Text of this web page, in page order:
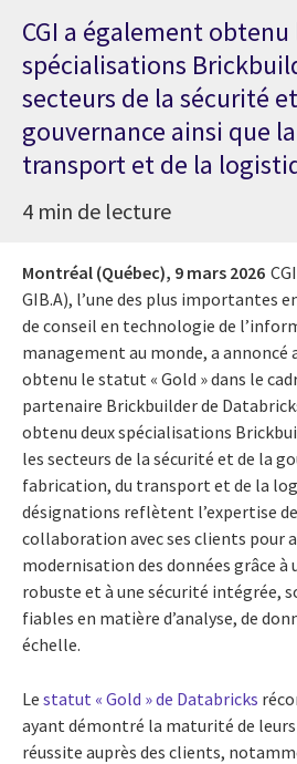
CGI a également obtenu
spécialisations
secteurs de la sécurité
gouvernance ainsi que
transport et de la
4 min de lecture
Montréal (Québec), 9 mars 2026
GIB.A), l’une des plus importantes
de conseil en technologie de
management au monde, a annoncé
obtenu le statut « Gold » dans le
partenaire Brickbuilder de
obtenu deux spécialisations
les secteurs de la sécurité et de la
fabrication, du transport et de la
désignations reflètent l’expertise de
collaboration avec ses clients pour
modernisation des données grâce à
robuste et à une sécurité intégrée,
fiables en matière d’analyse, de
échelle.
Le statut « Gold » de Databricks
ayant démontré la maturité de
réussite auprès des clients,